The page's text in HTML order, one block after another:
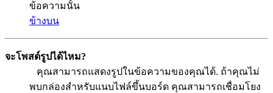
ข้อความนั้น
ข้างบน
จะโพสต์รูปได้ไหม?
คุณสามารถแสดงรูปในข้อความของคุณได้. ถ้าคุณไม่
พบกล่องสำหรับแนบไฟล์ขึ้นบอร์ด คุณสามารถเชื่อมโยง